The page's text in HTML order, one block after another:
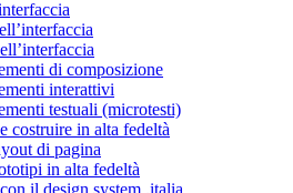
di composizione
interattivi
testuali (microtesti)
costruire in alta fedeltà
di pagina
in alta fedeltà
il design system .italia